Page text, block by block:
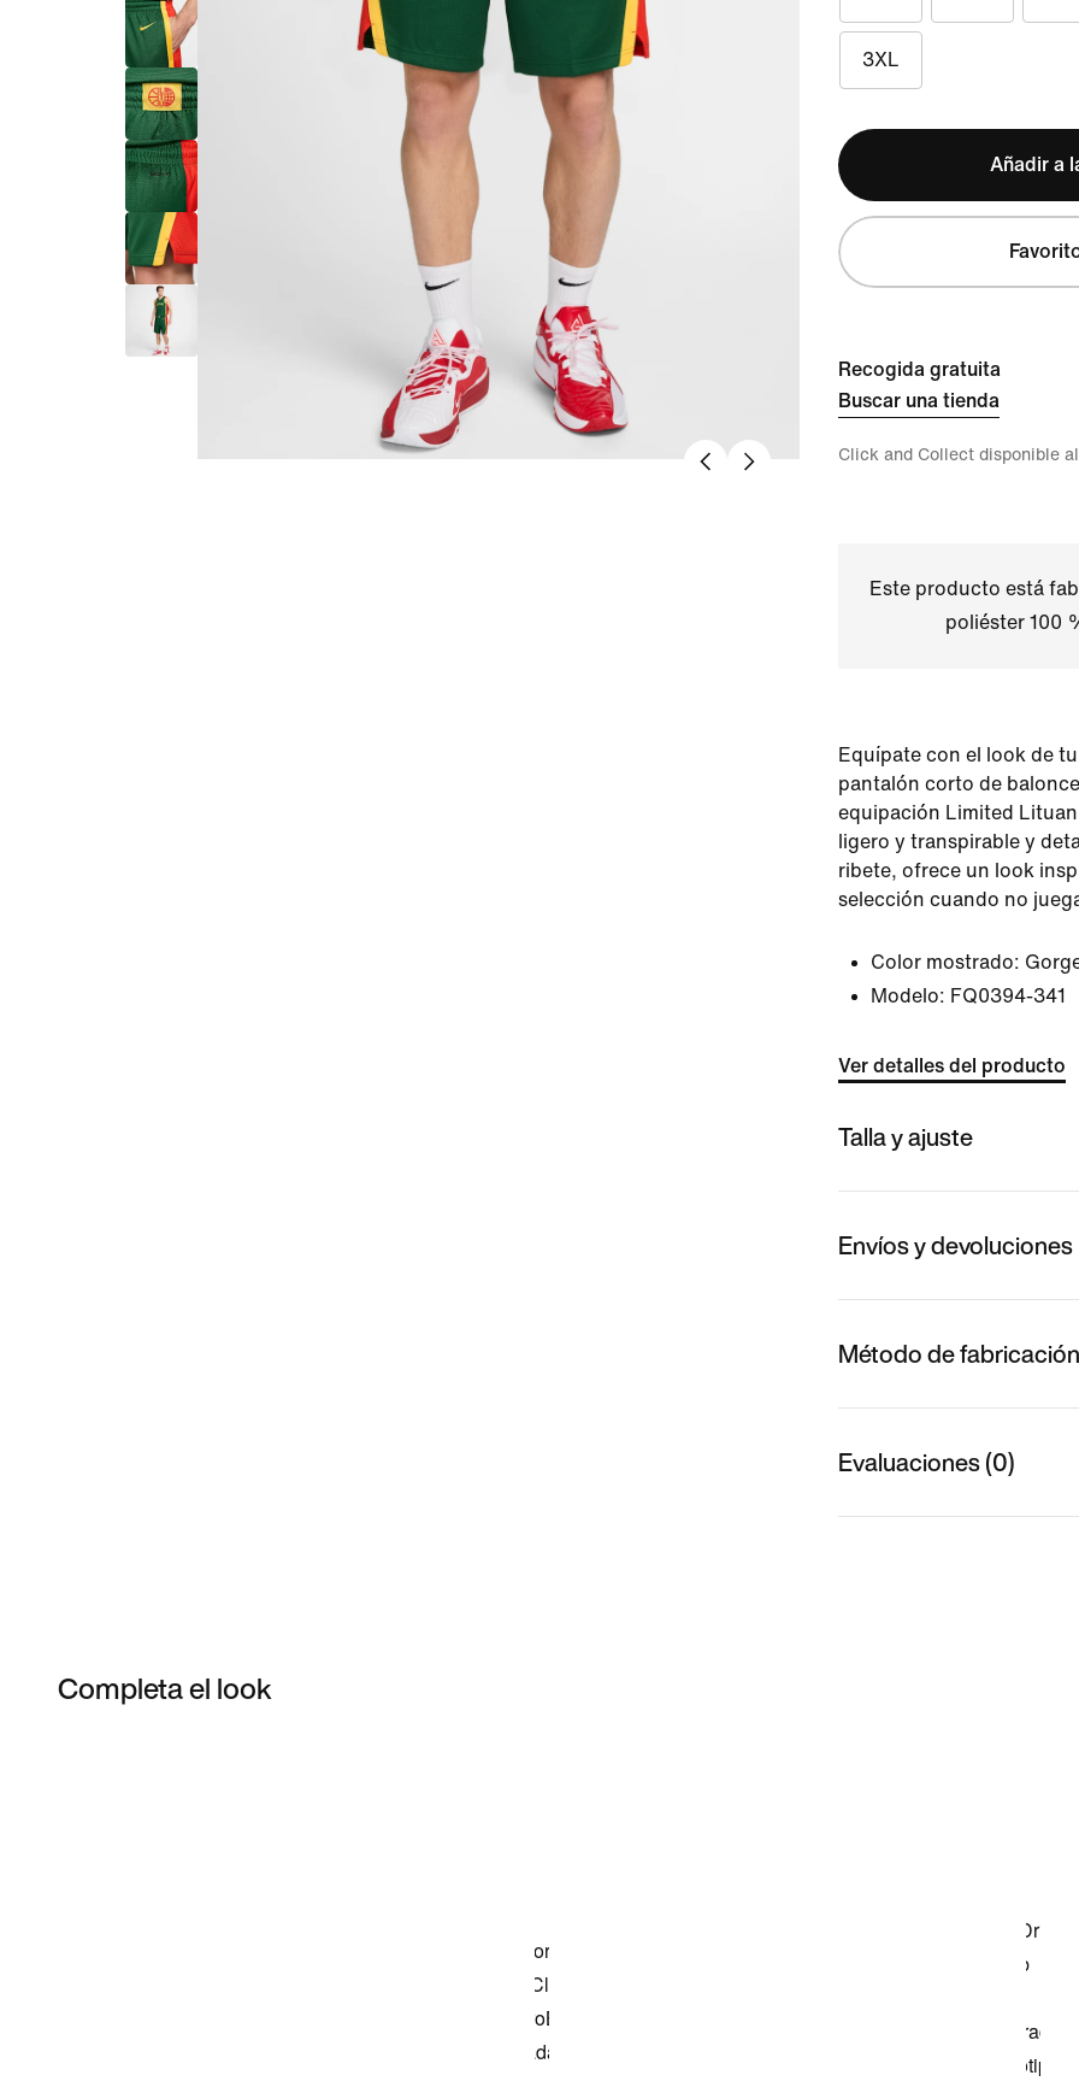
3XL
Añadir a
Recogida gratuita
Buscar una tienda
Click and Collect disponible
Este producto está
poliéster 100
Equípate con el look de
pantalón corto de
equipación Limited
ligero y transpirable y
ribete, ofrece un look
selección cuando no
Color mostrado:
Modelo: FQ0394-341
Ver detalles del producto
Talla y ajuste
Envíos y devoluciones
Método de fabricación
Evaluaciones (0)
Completa el look